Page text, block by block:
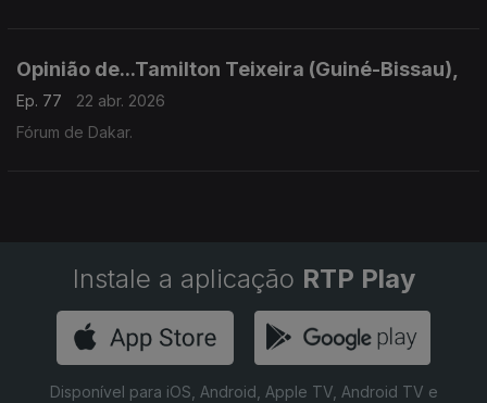
Opinião de...Tamilton Teixeira (Guiné-Bissau),
Ep. 77
22 abr. 2026
Fórum de Dakar.
Instale a aplicação RTP Play
Disponível para iOS, Android, Apple TV, Android TV e